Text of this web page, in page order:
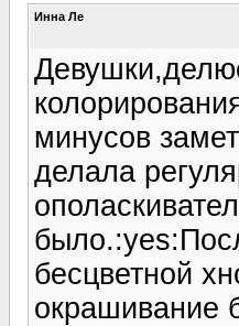
Инна Ле
минусов
делала
бесцветной
окрашивание